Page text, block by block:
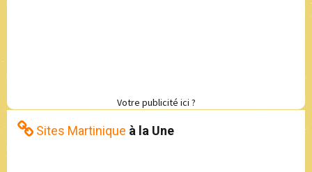
Votre publicité ici ?
Sites Martinique à la Une